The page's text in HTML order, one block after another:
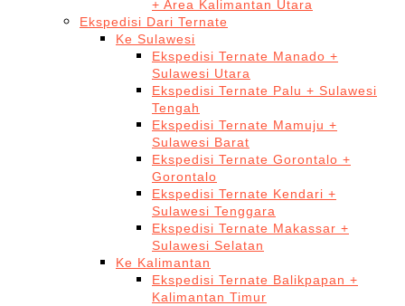
+ Area Kalimantan Utara
Ekspedisi Dari Ternate
Ke Sulawesi
Ekspedisi Ternate Manado +
Sulawesi Utara
Ekspedisi Ternate Palu + Sulawesi
Tengah
Ekspedisi Ternate Mamuju +
Sulawesi Barat
Ekspedisi Ternate Gorontalo +
Gorontalo
Ekspedisi Ternate Kendari +
Sulawesi Tenggara
Ekspedisi Ternate Makassar +
Sulawesi Selatan
Ke Kalimantan
Ekspedisi Ternate Balikpapan +
Kalimantan Timur